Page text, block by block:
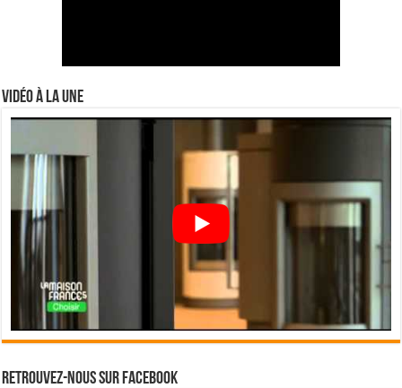
Vidéo à la Une
Retrouvez-nous sur Facebook